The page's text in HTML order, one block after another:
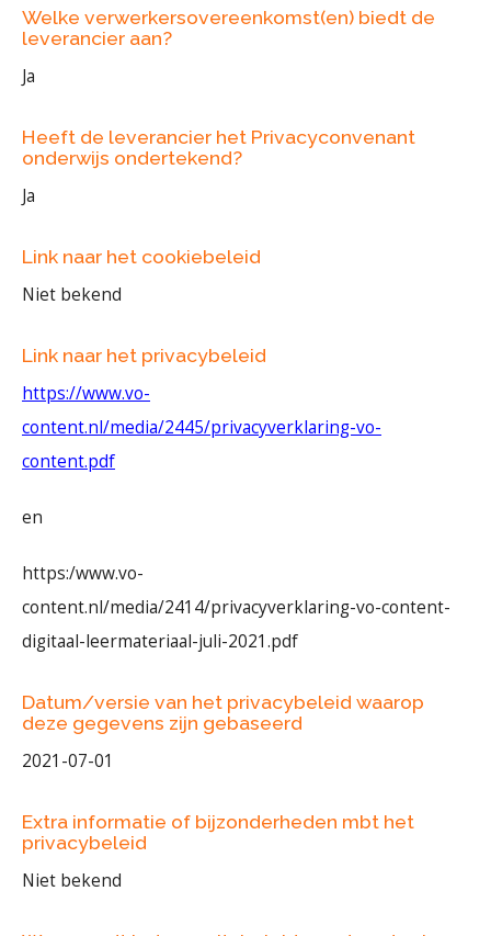
Welke verwerkersovereenkomst(en) biedt de
leverancier aan?
Ja
Heeft de leverancier het Privacyconvenant
onderwijs ondertekend?
Ja
Link naar het cookiebeleid
Niet bekend
Link naar het privacybeleid
https://www.vo-
content.nl/media/2445/privacyverklaring-vo-
content.pdf
en
https:/www.vo-
content.nl/media/2414/privacyverklaring-vo-content-
digitaal-leermateriaal-juli-2021.pdf
Datum/versie van het privacybeleid waarop
deze gegevens zijn gebaseerd
2021-07-01
Extra informatie of bijzonderheden mbt het
privacybeleid
Niet bekend